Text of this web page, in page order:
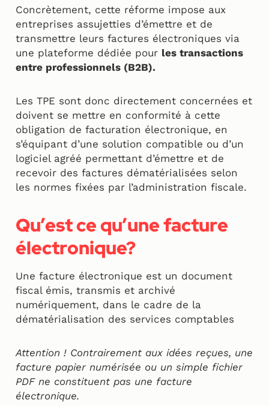
Concrètement, cette réforme impose aux
entreprises assujetties d’émettre et de
transmettre leurs factures électroniques via
une plateforme dédiée pour les transactions
entre professionnels (B2B).
Les TPE sont donc directement concernées et
doivent se mettre en conformité à cette
obligation de facturation électronique, en
s’équipant d’une solution compatible ou d’un
logiciel agréé permettant d’émettre et de
recevoir des factures dématérialisées selon
les normes fixées par l’administration fiscale.
Qu’est ce qu’une facture
électronique?
Une facture électronique est un document
fiscal émis, transmis et archivé
numériquement, dans le cadre de la
dématérialisation des services comptables
Attention ! Contrairement aux idées reçues, une
facture papier numérisée ou un simple fichier
PDF ne constituent pas une facture
électronique.